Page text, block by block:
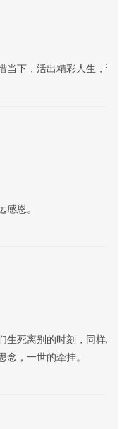
当下，活出精彩人生，让
感恩。
生死离别的时刻，同样思
，一世的牵挂。